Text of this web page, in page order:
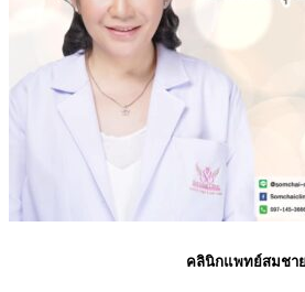
คลินิกแพทย์สมชา